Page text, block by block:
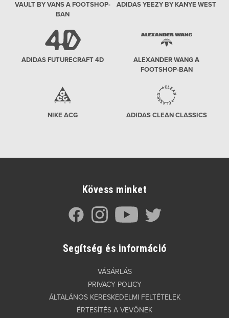
VAULT BY VANS A FOOTSHOP-
BAN
ADIDAS YEEZY BY KANYE WEST
ADIDAS FUTURECRAFT 4D
ALEXANDER WANG A
FOOTSHOP-BAN
NIKE ACG ADIDAS CLEAN CLASSICS
Kövess minket
Segítség és információ
VÁSÁRLÁS
PRIVACY POLICY
ÁLTALÁNOS KERESKEDELMI FELTÉTELEK
ÉRTESÍTÉS A VEVŐNEK